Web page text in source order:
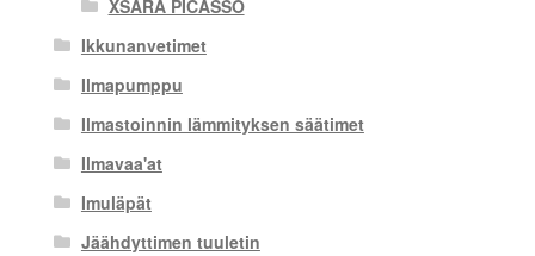
XSARA PICASSO
Ikkunanvetimet
Ilmapumppu
Ilmastoinnin lämmityksen säätimet
Ilmavaa'at
Imuläpät
Jäähdyttimen tuuletin